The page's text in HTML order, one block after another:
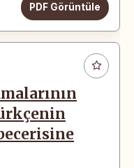
PDF Görüntüle